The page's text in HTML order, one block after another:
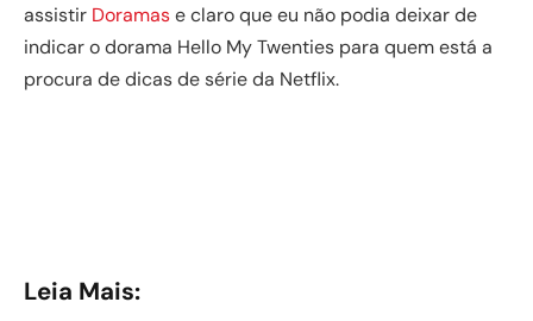
assistir Doramase claro que eu não podia deixar de
indicar o dorama Hello My Twenties para quem está a
procura de dicas de série da Netflix.
Leia Mais: